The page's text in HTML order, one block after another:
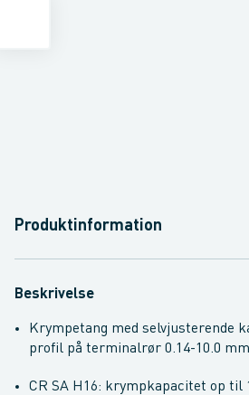
Produktinformation
Beskrivelse
Krympetang med selvjusterende
profil på terminalrør 0.14-10.0
CR SA H16: krympkapacitet op til